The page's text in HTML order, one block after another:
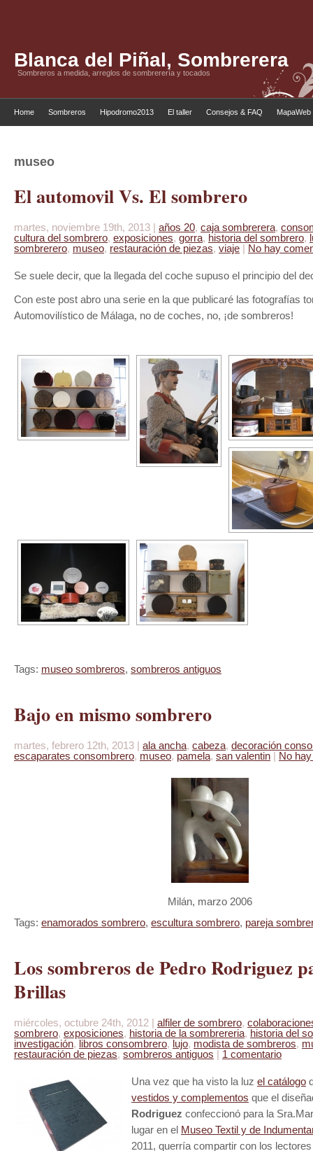
Blanca del Piñal, Sombrerera
Sombreros a medida, arreglos de sombrerería y tocados
Home Sombreros Hipodromo2013 El taller Consejos & FAQ MapaWeb
museo
El automovil Vs. El sombrero
martes, noviembre 19th, 2013 | años 20, caja sombrerera,
cultura del sombrero, exposiciones, gorra, historia del sombrero,
sombrerero, museo, restauración de piezas, viaje | No hay
Se suele decir, que la llegada del coche supuso el principio del
Con este post abro una serie en la que publicaré las fotografías
Automovilístico de Málaga, no de coches, no, ¡de sombreros!
Tags: museo sombreros, sombreros antiguos
Bajo en mismo sombrero
martes, febrero 12th, 2013 | ala ancha, cabeza, decoración
escaparates consombrero, museo, pamela, san valentin | No
Milán, marzo 2006
Tags: enamorados sombrero, escultura sombrero, pareja
Los sombreros de Pedro Rodriguez
Brillas
miércoles, octubre 24th, 2012 | alfiler de sombrero,
sombrero, exposiciones, historia de la sombrereria, historia del
investigación, libros consombrero, lujo, modista de sombreros,
restauración de piezas, sombreros antiguos | 1 comentario
Una vez que ha visto la luz el catálogo
vestidos y complementos que el
Rodriguez confeccionó para la
lugar en el Museo Textil y de
2011, querría compartir con los